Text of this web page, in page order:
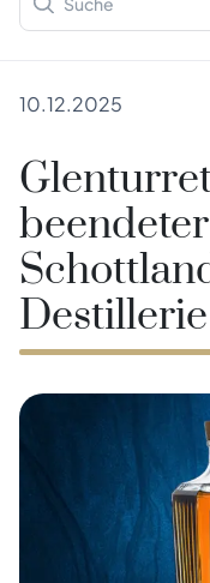
10.12.2025
Destillerie